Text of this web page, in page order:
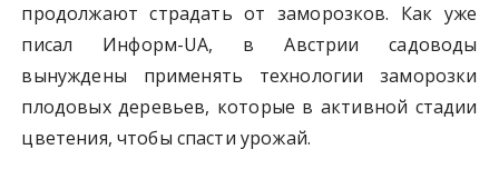
продолжают страдать от заморозков. Как уже
писал Информ-UA, в Австрии садоводы
вынуждены применять технологии заморозки
плодовых деревьев, которые в активной стадии
цветения, чтобы спасти урожай.